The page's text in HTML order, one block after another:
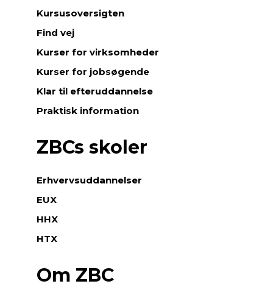
Kursusoversigten
Find vej
Kurser for virksomheder
Kurser for jobsøgende
Klar til efteruddannelse
Praktisk information
ZBCs skoler
Erhvervsuddannelser
EUX
HHX
HTX
Om ZBC